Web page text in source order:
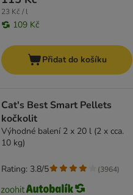
23 Kč / l
109 Kč
Přidat do košíku
Cat's Best Smart Pellets
kočkolit
Výhodné balení 2 x 20 l (2 x cca.
10 kg)
Rating: 3.8/5 (3964)